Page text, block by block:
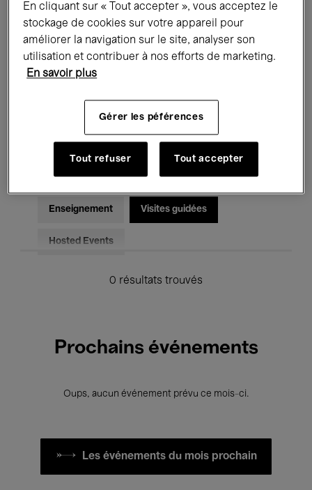
Expositions Films Performances
Rencontres & Débats Jazz
Musique électronique
Pour tous Kids’ Palace
Enseignement Visites guidées
Hosted Events
0 résultats trouvés
Prochains événements
Oups, aucun événement prévu ce mois-ci.
Les événements du mois prochain
En cliquant sur « Tout accepter », vous acceptez le
stockage de cookies sur votre appareil pour
améliorer la navigation sur le site, analyser son
utilisation et contribuer à nos efforts de marketing.
En savoir plus
Gérer les péférences
Tout refuser Tout accepter